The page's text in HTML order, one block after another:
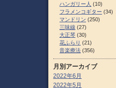
ハンガリー人 (10)
フラメンコギター (34)
マンドリン (250)
三味線 (27)
大正琴 (30)
花ふらり (21)
音楽療法 (356)
月別アーカイブ
2022年6月
2022年5月